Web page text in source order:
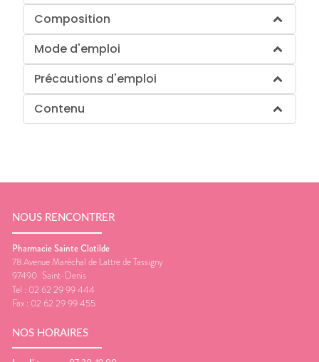
Composition
Mode d'emploi
Précautions d'emploi
Contenu
NOUS RENCONTRER
Pharmacie Sainte Clotilde
78 Avenue Maréchal de Lattre de Tassigny
97490 Saint-Denis
Tel : 02 62 29 99 444
Fax : 02 62 29 99 455
NOS HORAIRES